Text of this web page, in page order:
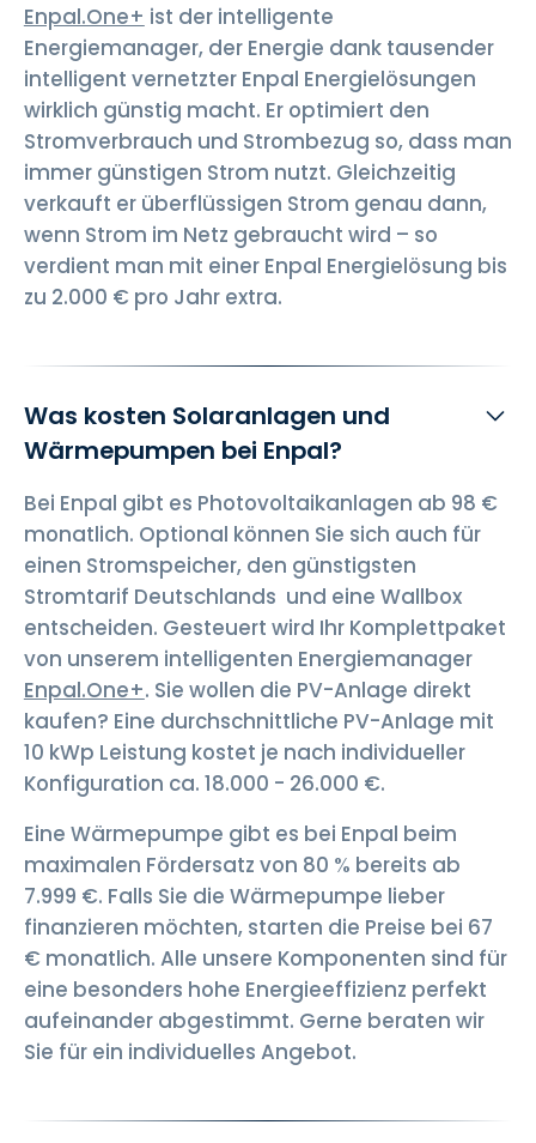
Enpal.One+ ist der intelligente
Energiemanager, der Energie dank tausender
intelligent vernetzter Enpal Energielösungen
wirklich günstig macht. Er optimiert den
Stromverbrauch und Strombezug so, dass man
immer günstigen Strom nutzt. Gleichzeitig
verkauft er überflüssigen Strom genau dann,
wenn Strom im Netz gebraucht wird – so
verdient man mit einer Enpal Energielösung bis
zu 2.000 € pro Jahr extra.
Was kosten Solaranlagen und
Wärmepumpen bei Enpal?
Bei Enpal gibt es Photovoltaikanlagen ab 98 €
monatlich. Optional können Sie sich auch für
einen Stromspeicher, den günstigsten
Stromtarif Deutschlands und eine Wallbox
entscheiden. Gesteuert wird Ihr Komplettpaket
von unserem intelligenten Energiemanager
Enpal.One+. Sie wollen die PV-Anlage direkt
kaufen? Eine durchschnittliche PV-Anlage mit
10 kWp Leistung kostet je nach individueller
Konfiguration ca. 18.000 - 26.000 €.
Eine Wärmepumpe gibt es bei Enpal beim
maximalen Fördersatz von 80 % bereits ab
7.999 €. Falls Sie die Wärmepumpe lieber
finanzieren möchten, starten die Preise bei 67
€ monatlich. Alle unsere Komponenten sind für
eine besonders hohe Energieeffizienz perfekt
aufeinander abgestimmt. Gerne beraten wir
Sie für ein individuelles Angebot.